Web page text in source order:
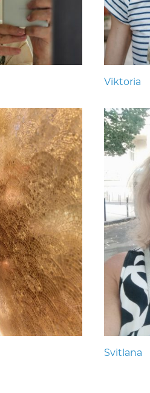
Viktoria
Svitlana